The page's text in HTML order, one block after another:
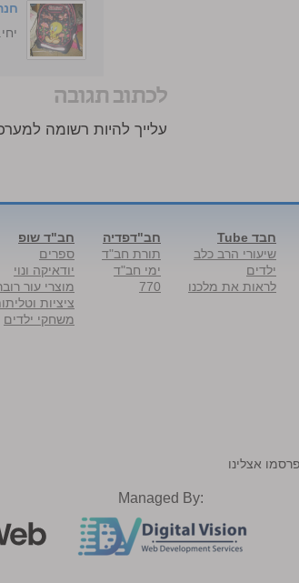
לכתוב תגובה
עלייך להיות רשומה
חבד Tube
שיעורי הרב כלב
ילדים
לראות את מלכנו
חב"דפדיה
תורת חב"ד
ימי חב"ד
770
חב"ד שופ
ספרים
יודאיקה ונוי
מוצרי עור
ציציות
משחקי ילדים
פרסמו אצלינו
Managed By: